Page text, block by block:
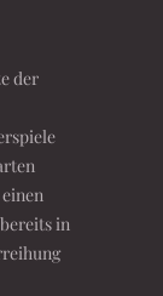
der
in